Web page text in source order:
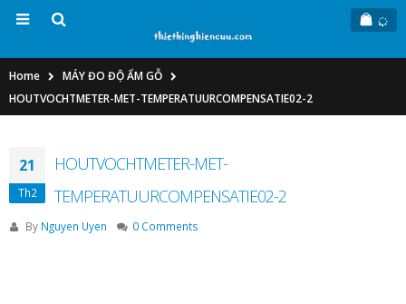
Home
MÁY ĐO ĐỘ ẨM GỖ
HOUTVOCHTMETER-MET-TEMPERATUURCOMPENSATIE02-2
21
Th2
HOUTVOCHTMETER-MET-
TEMPERATUURCOMPENSATIE02-2
By Nguyen Uyen 0 Comments